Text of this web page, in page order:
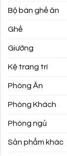
Bộ bàn ghế ăn
Ghế
Giường
Kệ trang trí
Phòng Ăn
Phòng Khách
Phòng ngủ
Sản phẩm khác